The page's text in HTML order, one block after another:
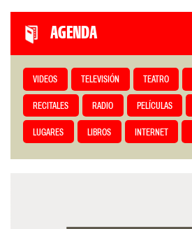
AGENDA
VIDEOS TELEVISIÓN TEATRO
RECITALES RADIO PELÍCULAS
LUGARES LIBROS INTERNET